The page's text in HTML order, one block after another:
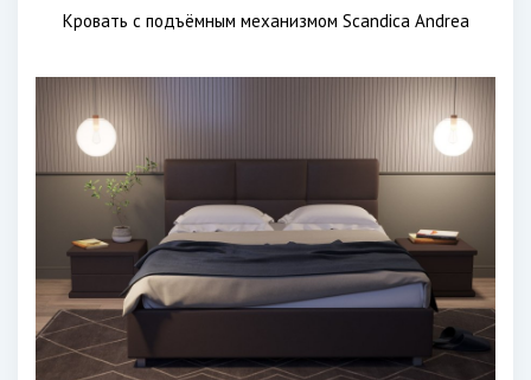
Кровать с подъёмным механизмом Scandica Andrea